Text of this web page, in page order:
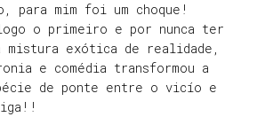
para mim foi um choque!
o primeiro e por nunca ter
mistura exótica de realidade,
e comédia transformou a
de ponte entre o vicío e